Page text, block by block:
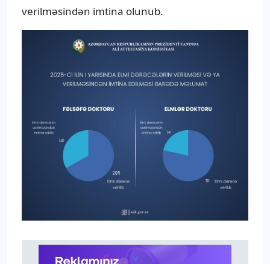
verilməsindən imtina olunub.